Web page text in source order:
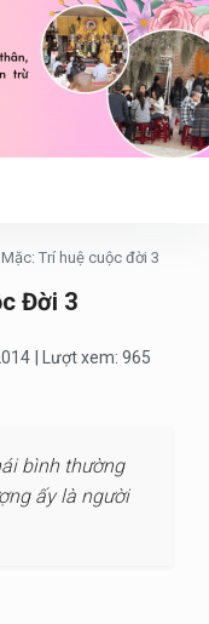
Trí huệ cuộc đời 3
Đời 3
| Lượt xem: 965
bình thường
ấy là người